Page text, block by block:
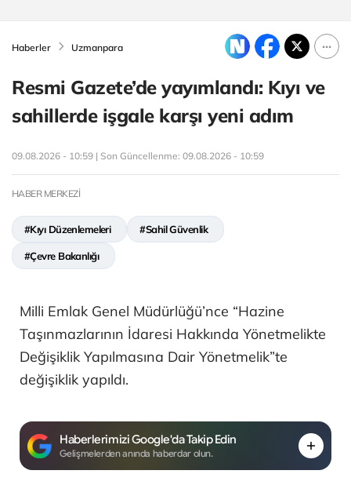
Haberler Uzmanpara
Resmi Gazete’de yayımlandı: Kıyı ve
sahillerde işgale karşı yeni adım
09.08.2026 - 10:59 | Son Güncellenme: 09.08.2026 - 10:59
HABER MERKEZİ
#Kıyı Düzenlemeleri #Sahil Güvenlik
#Çevre Bakanlığı
Milli Emlak Genel Müdürlüğü’nce “Hazine
Taşınmazlarının İdaresi Hakkında Yönetmelikte
Değişiklik Yapılmasına Dair Yönetmelik”te
değişiklik yapıldı.
Haberlerimizi Google'da Takip Edin
Gelişmelerden anında haberdar olun.